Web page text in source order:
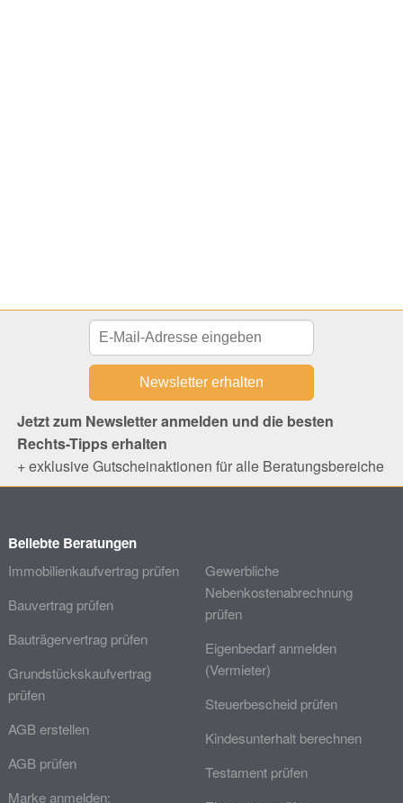
Jetzt zum Newsletter anmelden und die besten
Rechts-Tipps erhalten
+ exklusive Gutscheinaktionen für alle Beratungsbereiche
Beliebte Beratungen
Immobilienkaufvertrag prüfen
Bauvertrag prüfen
Bauträgervertrag prüfen
Grundstückskaufvertrag
prüfen
AGB erstellen
AGB prüfen
Marke anmelden:
Gewerbliche
Nebenkostenabrechnung
prüfen
Eigenbedarf anmelden
(Vermieter)
Steuerbescheid prüfen
Kindesunterhalt berechnen
Testament prüfen